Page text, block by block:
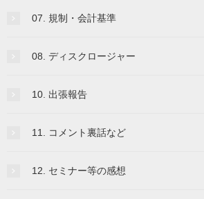
07. 規制・会計基準
08. ディスクロージャー
10. 出張報告
11. コメント裏話など
12. セミナー等の感想